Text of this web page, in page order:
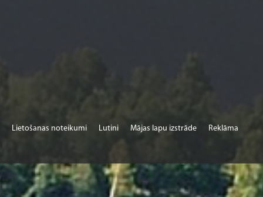
Lietošanas noteikumi Lutini Mājas lapu izstrāde Reklāma